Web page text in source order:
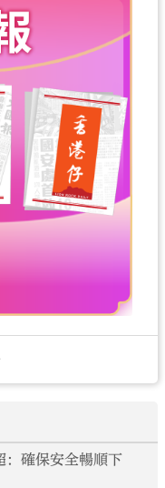
：確保安全暢順下